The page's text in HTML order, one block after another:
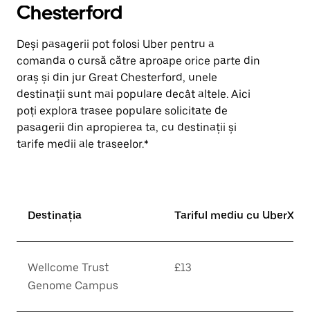
Chesterford
Deși pasagerii pot folosi Uber pentru a
comanda o cursă către aproape orice parte din
oraș și din jur Great Chesterford, unele
destinații sunt mai populare decât altele. Aici
poți explora trasee populare solicitate de
pasagerii din apropierea ta, cu destinații și
tarife medii ale traseelor.*
Destinația Tariful mediu cu UberX*
Wellcome Trust
Genome Campus
£13